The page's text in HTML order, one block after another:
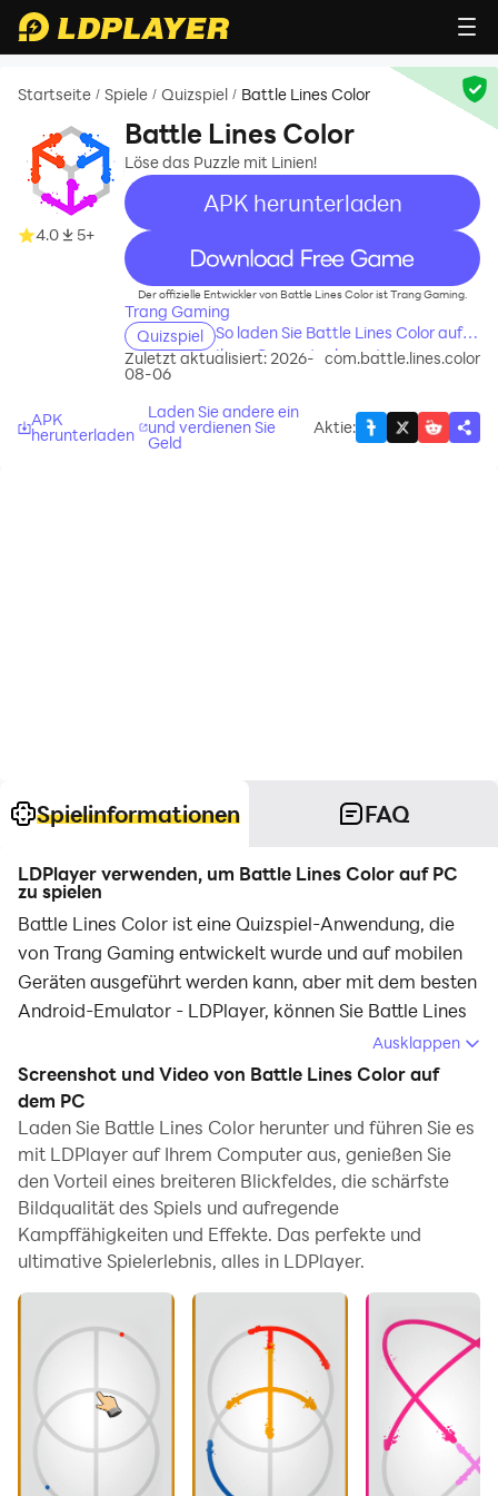
Startseite / Spiele / Quizspiel / Battle Lines Color
4.0 5+
Battle Lines Color
Löse das Puzzle mit Linien!
APK herunterladen
recommend
Der offizielle Entwickler von Battle Lines Color ist Trang Gaming.
Trang Gaming
Quizspiel So laden Sie Battle Lines Color auf
Ihren Computer herunter
Zuletzt aktualisiert: 2026-
08-06
com.battle.lines.color
APK
herunterladen
Laden Sie andere ein
und verdienen Sie
Geld
Aktie:
Spielinformationen FAQ
LDPlayer verwenden, um Battle Lines Color auf PC
zu spielen
Battle Lines Color ist eine Quizspiel-Anwendung, die
von Trang Gaming entwickelt wurde und auf mobilen
Geräten ausgeführt werden kann, aber mit dem besten
Android-Emulator - LDPlayer, können Sie Battle Lines
Color herunterladen und auf Ihrem Computer
ausführen.
Beim Ausführen von Battle Lines Color auf Ihrem
Computer können Sie auf einem großen Bildschirm klar
navigieren, und das Steuern von Anwendungen mit
Maus und Tastatur ist viel schneller als das Berühren
des Bildschirms, und Sie müssen sich nie um die
Leistung Ihres Geräts sorgen.
Dank der Multi-Instanz- und
Synchronisationsfunktionen können Sie auch mehrere
Apps und Konten auf Ihrem Computer ausführen.
Die Funktion zum Übertragen von Dateien zwischen
dem Emulator und dem Computer erleichtert auch das
Teilen von Fotos, Videos und Dateien.
Ausklappen
Screenshot und Video von Battle Lines Color auf
dem PC
Laden Sie Battle Lines Color herunter und führen Sie es
mit LDPlayer auf Ihrem Computer aus, genießen Sie
den Vorteil eines breiteren Blickfeldes, die schärfste
Bildqualität des Spiels und aufregende
Kampffähigkeiten und Effekte. Das perfekte und
ultimative Spielerlebnis, alles in LDPlayer.